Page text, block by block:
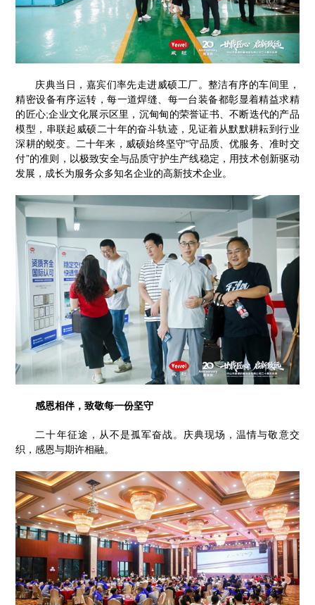
庆典当日，嘉宾们率先走进威硕工厂。整洁有序的车间里，
精密设备有序运转，每一道焊缝、每一台装备都彰显着精益求精
的匠心;企业文化展示区里，沉甸甸的荣誉证书、不断迭代的产品
模型，串联起威硕二十年的奋斗轨迹，见证着从默默耕耘到行业
深耕的蜕变。二十年来，威硕始终坚守“守品质、优服务、准时交
付”的准则，以极致安全与品质守护生产线稳定，用技术创新驱动
发展，成长为服务众多知名企业的高新技术企业。
感恩相伴，致敬每一份坚守
二十年征途，从不是孤军奋战。庆典现场，温情与敬意交
织，感恩与期许相融。